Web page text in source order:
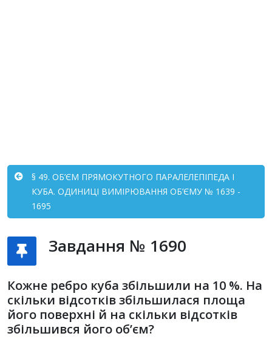
§ 49. ОБ’ЄМ ПРЯМОКУТНОГО ПАРАЛЕЛЕПІПЕДА І
КУБА. ОДИНИЦІ ВИМІРЮВАННЯ ОБ’ЄМУ № 1639 -
1695
Завдання № 1690
Кожне ребро куба збільшили на 10 %. На
скільки відсотків збільшилася площа
його поверхні й на скільки відсотків
збільшився його об’єм?